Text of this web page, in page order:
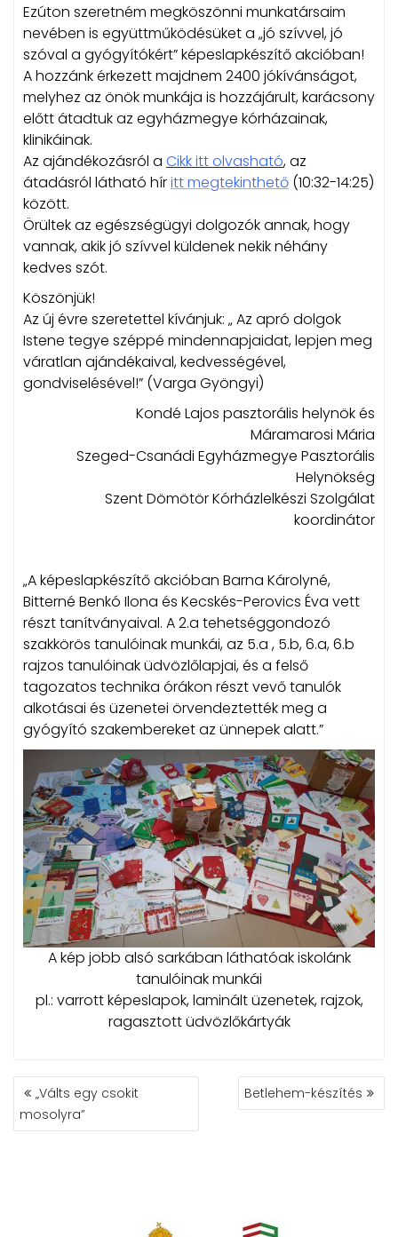
Ezúton szeretném megköszönni munkatársaim
nevében is együttműködésüket a „jó szívvel, jó
szóval a gyógyítókért” képeslapkészítő akcióban!
A hozzánk érkezett majdnem 2400 jókívánságot,
melyhez az önök munkája is hozzájárult, karácsony
előtt átadtuk az egyházmegye kórházainak,
klinikáinak.
Az ajándékozásról a Cikk itt olvasható, az
átadásról látható híritt megtekinthető (10:32-14:25)
között.
Örültek az egészségügyi dolgozók annak, hogy
vannak, akik jó szívvel küldenek nekik néhány
kedves szót.
Köszönjük!
Az új évre szeretettel kívánjuk: „ Az apró dolgok
Istene tegye széppé mindennapjaidat, lepjen meg
váratlan ajándékaival, kedvességével,
gondviselésével!” (Varga Gyöngyi)
Kondé Lajos pasztorális helynök és
Máramarosi Mária
Szeged-Csanádi Egyházmegye Pasztorális
Helynökség
Szent Dömötör Kórházlelkészi Szolgálat
koordinátor
„A képeslapkészítő akcióban Barna Károlyné,
Bitterné Benkó Ilona és Kecskés-Perovics Éva vett
részt tanítványaival. A 2.a tehetséggondozó
szakkörös tanulóinak munkái, az 5.a , 5.b, 6.a, 6.b
rajzos tanulóinak üdvözlőlapjai, és a felső
tagozatos technika órákon részt vevő tanulók
alkotásai és üzenetei örvendeztették meg a
gyógyító szakembereket az ünnepek alatt.”
A kép jobb alsó sarkában láthatóak iskolánk
tanulóinak munkái
pl.: varrott képeslapok, laminált üzenetek, rajzok,
ragasztott üdvözlőkártyák
BEJEGYZÉS
NAVIGÁCIÓ
„Válts egy csokit
mosolyra”
Betlehem-készítés